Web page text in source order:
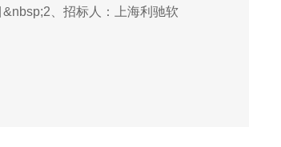
、招标人：上海利驰软